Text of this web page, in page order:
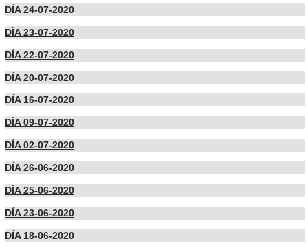
DÍA 24-07-2020
DÍA 23-07-2020
DÍA 22-07-2020
DÍA 20-07-2020
DÍA 16-07-2020
DÍA 09-07-2020
DÍA 02-07-2020
DÍA 26-06-2020
DÍA 25-06-2020
DÍA 23-06-2020
DÍA 18-06-2020